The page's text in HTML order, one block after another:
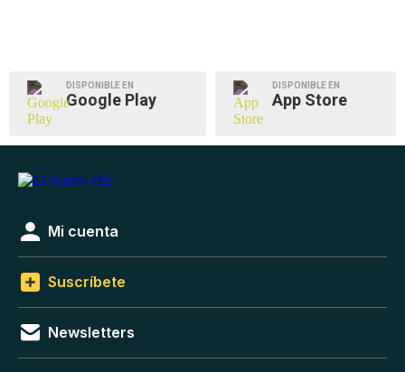
DISPONIBLE EN
Google Play
DISPONIBLE EN
App Store
Mi cuenta
Suscríbete
Newsletters